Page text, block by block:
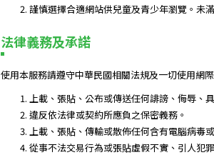
謹慎選擇合適網站供兒童及青少年瀏覽。未
法律義務及承諾
使用本服務請遵守中華民國相關法規及一切使用網
上載、張貼、公布或傳送任何誹謗、侮辱、
違反依法律或契約所應負之保密義務。
上載、張貼、傳輸或散佈任何含有電腦病毒
從事不法交易行為或張貼虛假不實、引人犯